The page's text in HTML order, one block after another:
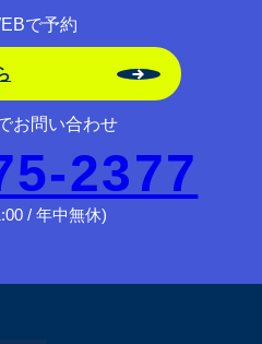
で予約
お問い合わせ
2377
/ 年中無休)